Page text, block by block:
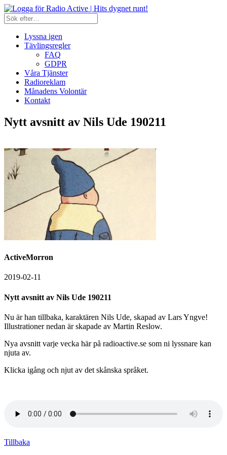
Lyssna igen
Tävlingsregler
FAQ
GDPR
Våra Tjänster
Radioreklam
Månadens Volontär
Kontakt
Nytt avsnitt av Nils Ude 190211
ActiveMorron
2019-02-11
Nytt avsnitt av Nils Ude 190211
Nu är han tillbaka, karaktären Nils Ude, skapad av Lars Yngve!
Illustrationer nedan är skapade av Martin Reslow.
Nya avsnitt varje vecka här på radioactive.se som ni lyssnare kan
njuta av.
Klicka igång och njut av det skånska språket.
Tillbaka